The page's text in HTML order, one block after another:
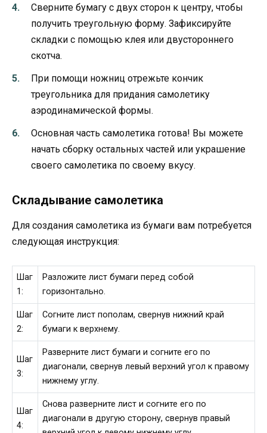
Сверните бумагу с двух сторон к центру, чтобы
получить треугольную форму. Зафиксируйте
складки с помощью клея или двустороннего
скотча.
При помощи ножниц отрежьте кончик
треугольника для придания самолетику
аэродинамической формы.
Основная часть самолетика готова! Вы можете
начать сборку остальных частей или украшение
своего самолетика по своему вкусу.
Складывание самолетика
Для создания самолетика из бумаги вам потребуется
следующая инструкция:
Шаг
1:
Разложите лист бумаги перед собой
горизонтально.
Шаг
2:
Согните лист пополам, свернув нижний край
бумаги к верхнему.
Шаг
3:
Разверните лист бумаги и согните его по
диагонали, свернув левый верхний угол к правому
нижнему углу.
Шаг
4:
Снова разверните лист и согните его по
диагонали в другую сторону, свернув правый